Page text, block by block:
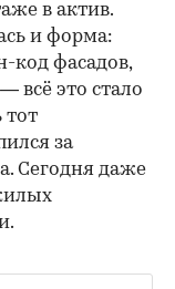
в актив.
и форма:
код фасадов,
всё это стало
тот
за
Сегодня даже